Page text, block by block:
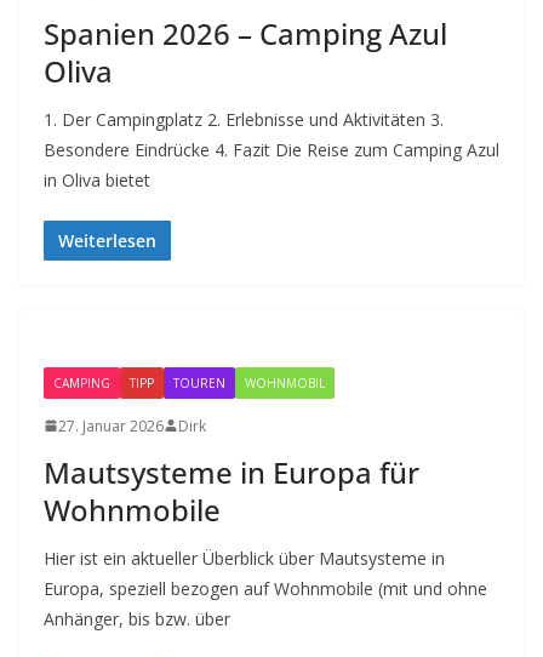
Spanien 2026 – Camping Azul
Oliva
1. Der Campingplatz 2. Erlebnisse und Aktivitäten 3.
Besondere Eindrücke 4. Fazit Die Reise zum Camping Azul
in Oliva bietet
Weiterlesen
CAMPING TIPP TOUREN WOHNMOBIL
27. Januar 2026 Dirk
Mautsysteme in Europa für
Wohnmobile
Hier ist ein aktueller Überblick über Mautsysteme in
Europa, speziell bezogen auf Wohnmobile (mit und ohne
Anhänger, bis bzw. über